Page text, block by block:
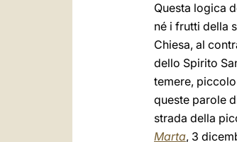
Questa logica
né i frutti della
Chiesa, al
dello Spirito
temere,
queste parole
strada della
Marta, 3